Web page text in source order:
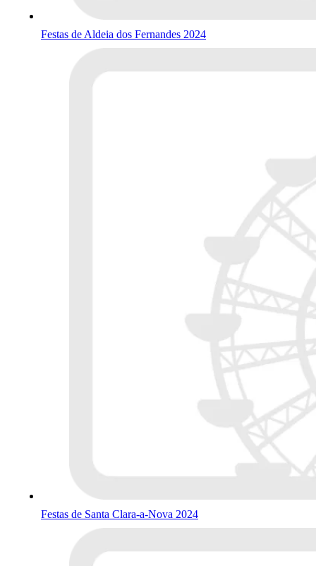
Festas de Aldeia dos Fernandes 2024
Festas de Santa Clara-a-Nova 2024